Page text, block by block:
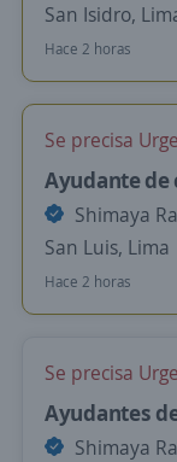
San Isidro,
Hace 2 horas
Se precisa
Ayudante de
Shimaya
San Luis, Lima
Hace 2 horas
Se precisa
Ayudantes
Shimaya